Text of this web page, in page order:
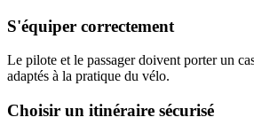
S'équiper correctement
Le pilote et le passager doivent porter un
adaptés à la pratique du vélo.
Choisir un itinéraire sécurisé